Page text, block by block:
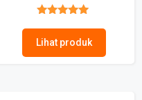
Lihat produk